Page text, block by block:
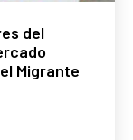
del
Migrante